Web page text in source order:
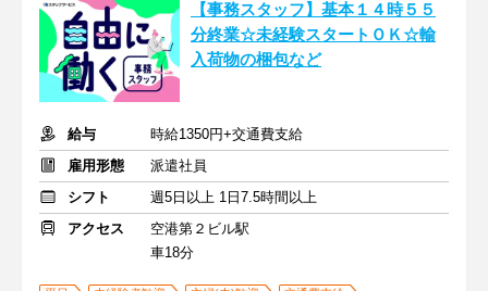
【事務スタッフ】基本１４時５５
分終業☆未経験スタートＯＫ☆輸
入荷物の梱包など
給与
時給1350円+交通費支給
雇用形態
派遣社員
シフト
週5日以上 1日7.5時間以上
アクセス
空港第２ビル駅
車18分